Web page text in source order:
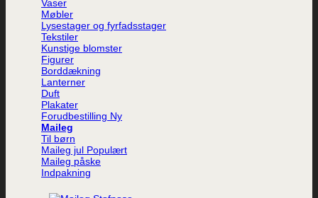
Vaser
Møbler
Lysestager og fyrfadsstager
Tekstiler
Kunstige blomster
Figurer
Borddækning
Lanterner
Duft
Plakater
Forudbestilling
Maileg
Til børn
Maileg jul
Maileg påske
Indpakning